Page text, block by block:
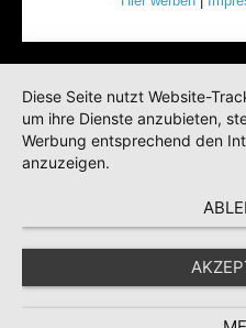
Diese Seite nutzt Website-
um ihre Dienste anzubieten,
Werbung entsprechend den
anzuzeigen.